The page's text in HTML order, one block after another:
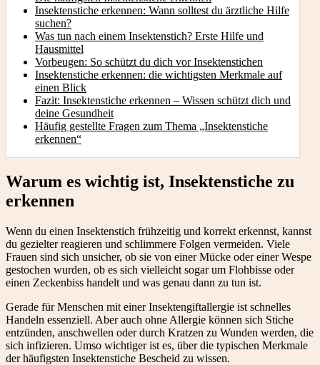
Insektenstiche erkennen: Wann solltest du ärztliche Hilfe
suchen?
Was tun nach einem Insektenstich? Erste Hilfe und
Hausmittel
Vorbeugen: So schützt du dich vor Insektenstichen
Insektenstiche erkennen: die wichtigsten Merkmale auf
einen Blick
Fazit: Insektenstiche erkennen – Wissen schützt dich und
deine Gesundheit
Häufig gestellte Fragen zum Thema „Insektenstiche
erkennen“
Warum es wichtig ist, Insektenstiche zu
erkennen
Wenn du einen Insektenstich frühzeitig und korrekt erkennst, kannst
du gezielter reagieren und schlimmere Folgen vermeiden. Viele
Frauen sind sich unsicher, ob sie von einer Mücke oder einer Wespe
gestochen wurden, ob es sich vielleicht sogar um Flohbisse oder
einen Zeckenbiss handelt und was genau dann zu tun ist.
Gerade für Menschen mit einer Insektengiftallergie ist schnelles
Handeln essenziell. Aber auch ohne Allergie können sich Stiche
entzünden, anschwellen oder durch Kratzen zu Wunden werden, die
sich infizieren. Umso wichtiger ist es, über die typischen Merkmale
der häufigsten Insektenstiche Bescheid zu wissen.